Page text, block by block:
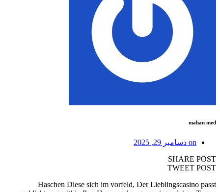
mahan med
on دسامبر 29, 2025
SHARE POST
TWEET POST
Haschen Diese sich im vorfeld, Der Lieblingscasino passt